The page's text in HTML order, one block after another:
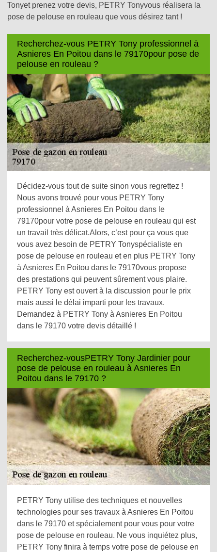
Tonyet prenez votre devis, PETRY Tonyvous réalisera la
pose de pelouse en rouleau que vous désirez tant !
Recherchez-vous PETRY Tony professionnel à
Asnieres En Poitou dans le 79170pour pose de
pelouse en rouleau ?
Décidez-vous tout de suite sinon vous regrettez !
Nous avons trouvé pour vous PETRY Tony
professionnel à Asnieres En Poitou dans le
79170pour votre pose de pelouse en rouleau qui est
un travail très délicat.Alors, c’est pour ça vous que
vous avez besoin de PETRY Tonyspécialiste en
pose de pelouse en rouleau et en plus PETRY Tony
à Asnieres En Poitou dans le 79170vous propose
des prestations qui peuvent sûrement vous plaire.
PETRY Tony est ouvert à la discussion pour le prix
mais aussi le délai imparti pour les travaux.
Demandez à PETRY Tony à Asnieres En Poitou
dans le 79170 votre devis détaillé !
Recherchez-vousPETRY Tony Jardinier pour
pose de pelouse en rouleau à Asnieres En
Poitou dans le 79170 ?
PETRY Tony utilise des techniques et nouvelles
technologies pour ses travaux à Asnieres En Poitou
dans le 79170 et spécialement pour vous pour votre
pose de pelouse en rouleau. Ne vous inquiétez plus,
PETRY Tony finira à temps votre pose de pelouse en